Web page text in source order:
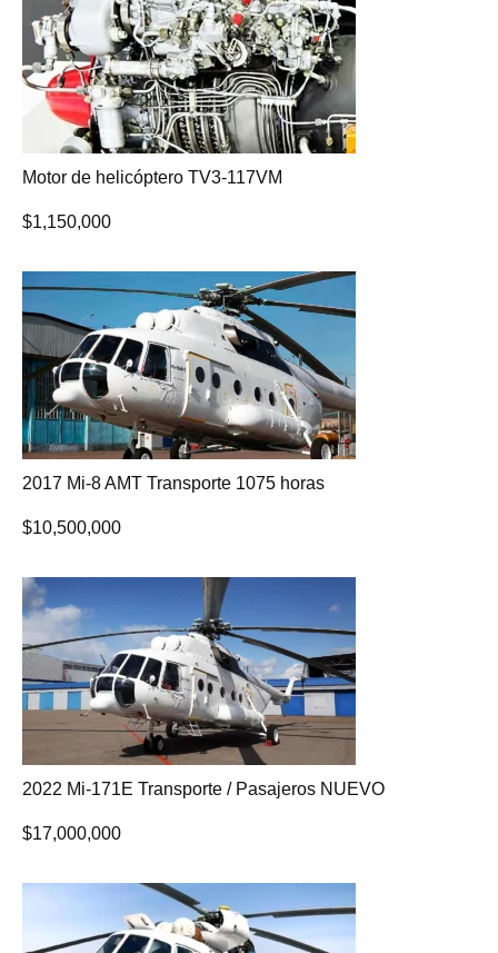
Motor de helicóptero TV3-117VM
$1,150,000
2017 Mi-8 AMT Transporte 1075 horas
$10,500,000
2022 Mi-171E Transporte / Pasajeros NUEVO
$17,000,000